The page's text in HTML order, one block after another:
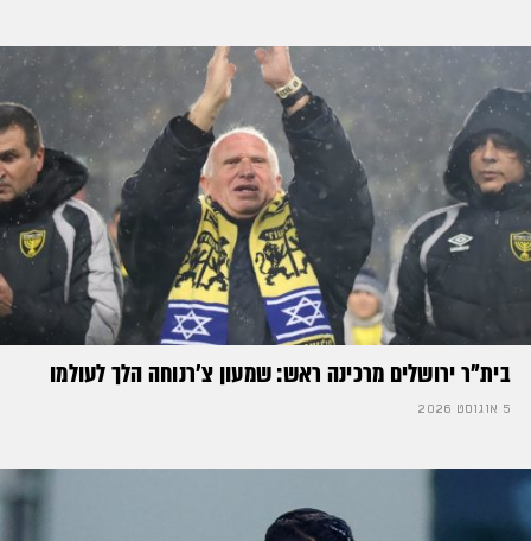
בית"ר ירושלים מרכינה ראש: שמעון צ'רנוחה הלך לעולמו
5 אוגוסט 2026